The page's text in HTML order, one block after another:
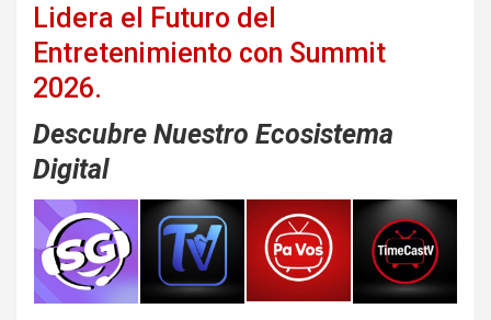
Lidera el Futuro del
Entretenimiento con Summit
2026.
Descubre Nuestro Ecosistema
Digital